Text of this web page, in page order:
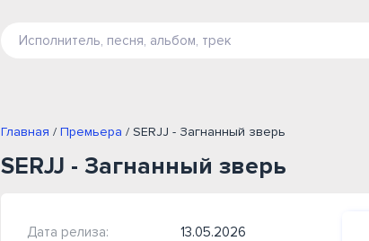
Главная / Премьера / SERJJ - Загнанный зверь
SERJJ - Загнанный зверь
Дата релиза: 13.05.2026